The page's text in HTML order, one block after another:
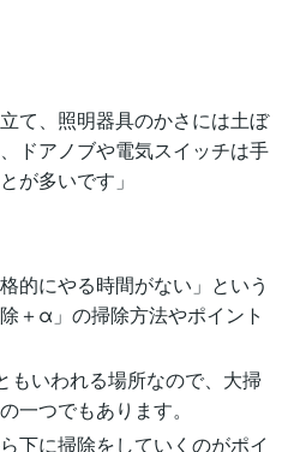
て、照明器具のかさには土ぼ
ドアノブや電気スイッチは手
が多いです」
的にやる時間がない」という
＋α」の掃除方法やポイント
もいわれる場所なので、大掃
一つでもあります。
下に掃除をしていくのがポイ